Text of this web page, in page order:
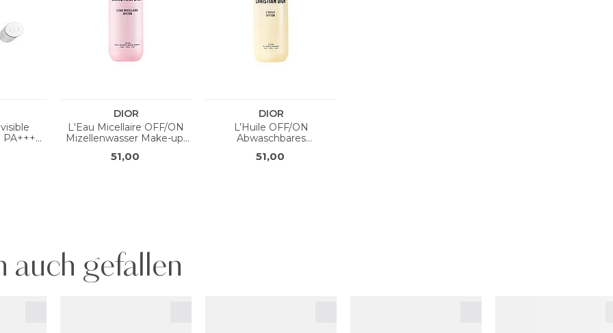
auch gefallen